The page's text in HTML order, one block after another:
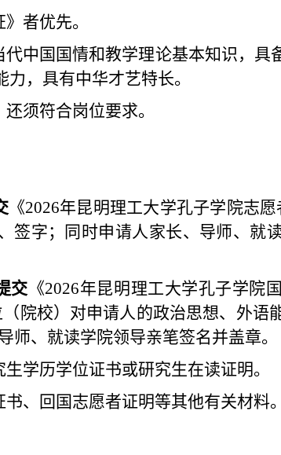
者优先。
中国国情和教学理论基本知识，具
力，具有中华才艺特长。
须符合岗位要求。
《2026年昆明理工大学孔子学院志
签字；同时申请人家长、导师、就
交 《2026年昆明理工大学孔子学院
院校）对申请人的政治思想、外语
师、就读学院领导亲笔签名并盖章。
生学历学位证书或研究生在读证明。
、回国志愿者证明等其他有关材料。